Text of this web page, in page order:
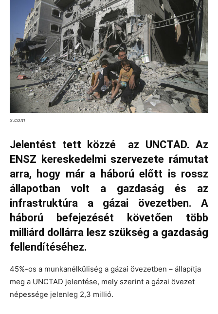
x.com
Jelentést tett közzé az UNCTAD. Az
ENSZ kereskedelmi szervezete rámutat
arra, hogy már a háború előtt is rossz
állapotban volt a gazdaság és az
infrastruktúra a gázai övezetben. A
háború befejezését követően több
milliárd dollárra lesz szükség a gazdaság
fellendítéséhez.
45%-os a munkanélküliség a gázai övezetben – állapítja
meg a UNCTAD jelentése, mely szerint a gázai övezet
népessége jelenleg 2,3 millió.